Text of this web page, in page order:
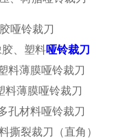
哑铃裁刀
、塑料哑铃裁刀
料薄膜哑铃裁刀
料薄膜哑铃裁刀
孔材料哑铃裁刀
撕裂裁刀（直角）